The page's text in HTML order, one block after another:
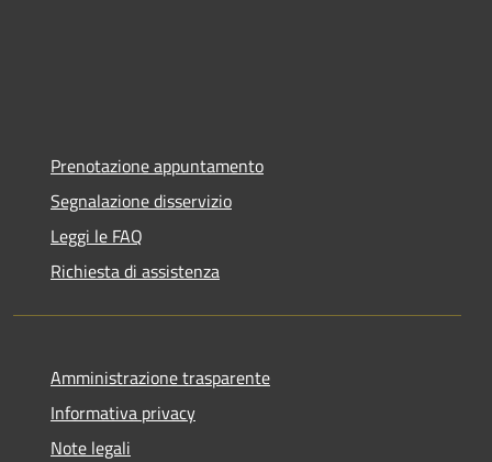
Prenotazione appuntamento
Segnalazione disservizio
Leggi le FAQ
Richiesta di assistenza
Amministrazione trasparente
Informativa privacy
Note legali